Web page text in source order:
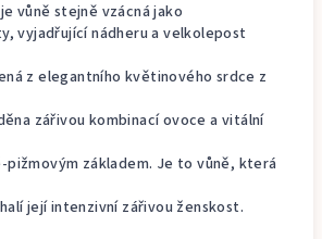
vůně stejně vzácná jako
vyjadřující nádheru a velkolepost
z elegantního květinového srdce z
zářivou kombinací ovoce a vitální
základem. Je to vůně, která
její intenzivní zářivou ženskost.